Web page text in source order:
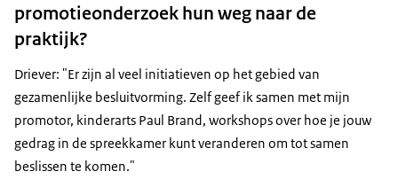
promotieonderzoek hun weg naar de
praktijk?
Driever: "Er zijn al veel initiatieven op het gebied van
gezamenlijke besluitvorming. Zelf geef ik samen met mijn
promotor, kinderarts Paul Brand, workshops over hoe je jouw
gedrag in de spreekkamer kunt veranderen om tot samen
beslissen te komen."